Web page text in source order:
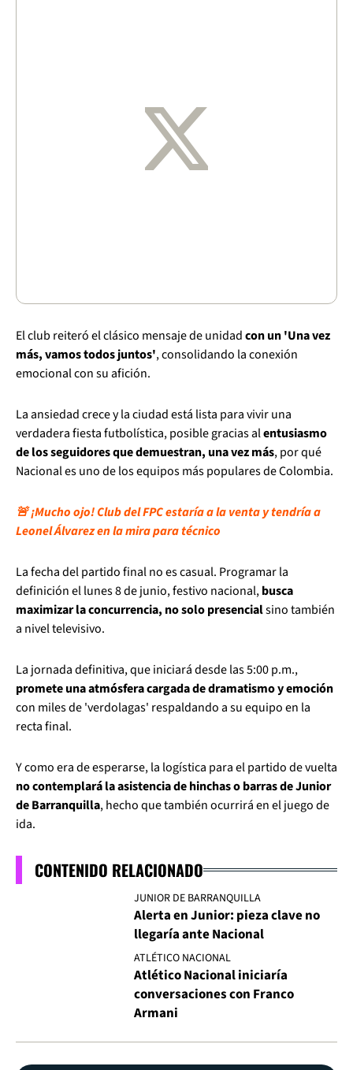
El club reiteró el clásico mensaje de unidadcon un 'Una vez
más, vamos todos juntos', consolidando la conexión
emocional con su afición.
La ansiedad crece y la ciudad está lista para vivir una
verdadera fiesta futbolística, posible gracias alentusiasmo
de los seguidores que demuestran, una vez más, por qué
Nacional es uno de los equipos más populares de Colombia.
🚨 ¡Mucho ojo! Club del FPC estaría a la venta y tendría a
Leonel Álvarez en la mira para técnico
La fecha del partido final no es casual. Programar la
definición el lunes 8 de junio, festivo nacional,busca
maximizar la concurrencia, no solo presencialsino también
a nivel televisivo.
La jornada definitiva, que iniciará desde las 5:00 p.m.,
promete una atmósfera cargada de dramatismo y emoción
con miles de 'verdolagas' respaldando a su equipo en la
recta final.
Y como era de esperarse, la logística para el partido de vuelta
no contemplará la asistencia de hinchas o barras de Junior
de Barranquilla, hecho que también ocurrirá en el juego de
ida.
CONTENIDO RELACIONADO
JUNIOR DE BARRANQUILLA
Alerta en Junior: pieza clave no
llegaría ante Nacional
ATLÉTICO NACIONAL
Atlético Nacional iniciaría
conversaciones con Franco
Armani